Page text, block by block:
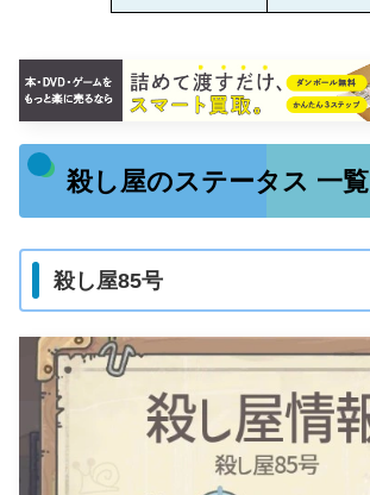
殺し屋のステータス 一覧
殺し屋85号